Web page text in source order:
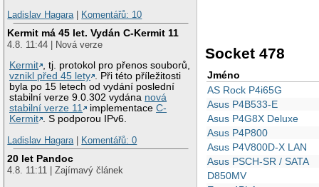
Ladislav Hagara | Komentářů: 10
Kermit má 45 let. Vydán C-Kermit 11
4.8. 11:44 | Nová verze
Kermit , tj. protokol pro přenos souborů,
vznikl před 45 lety . Při této příležitosti
byla po 15 letech od vydání poslední
stabilní verze 9.0.302 vydána nová
stabilní verze 11
implementaceC-
Kermit . S podporou IPv6.
Ladislav Hagara | Komentářů: 0
20 let Pandoc
4.8. 11:11 | Zajímavý článek
Socket 478
Jméno
AS Rock P4i65G
Asus P4B533-E
Asus P4G8X Deluxe
Asus P4P800
Asus P4V800D-X LAN
Asus PSCH-SR / SATA
D850MV